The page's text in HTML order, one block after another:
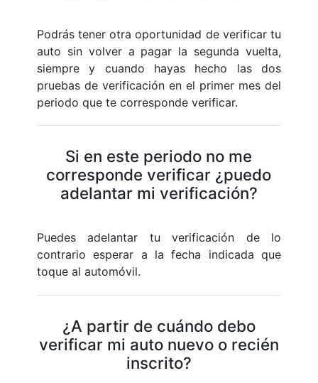
Podrás tener otra oportunidad de verificar tu
auto sin volver a pagar la segunda vuelta,
siempre y cuando hayas hecho las dos
pruebas de verificación en el primer mes del
periodo que te corresponde verificar.
Si en este periodo no me
corresponde verificar ¿puedo
adelantar mi verificación?
Puedes adelantar tu verificación de lo
contrario esperar a la fecha indicada que
toque al automóvil.
¿A partir de cuándo debo
verificar mi auto nuevo o recién
inscrito?